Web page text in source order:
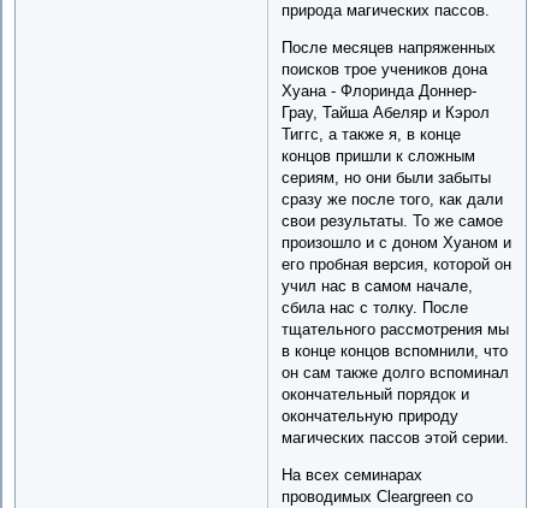
природа магических пассов.
После месяцев напряженных
поисков трое учеников дона
Хуана - Флоринда Доннер-
Грау, Тайша Абеляр и Кэрол
Тиггс, а также я, в конце
концов пришли к сложным
сериям, но они были забыты
сразу же после того, как дали
свои результаты. То же самое
произошло и с доном Хуаном и
его пробная версия, которой он
учил нас в самом начале,
сбила нас с толку. После
тщательного рассмотрения мы
в конце концов вспомнили, что
он сам также долго вспоминал
окончательный порядок и
окончательную природу
магических пассов этой серии.
На всех семинарах
проводимых Cleargreen со